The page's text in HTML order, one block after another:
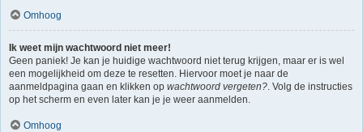
Omhoog
Ik weet mijn wachtwoord niet meer!
Geen paniek! Je kan je huidige wachtwoord niet terug krijgen, maar er is wel
een mogelijkheid om deze te resetten. Hiervoor moet je naar de
aanmeldpagina gaan en klikken op wachtwoord vergeten?. Volg de instructies
op het scherm en even later kan je je weer aanmelden.
Omhoog